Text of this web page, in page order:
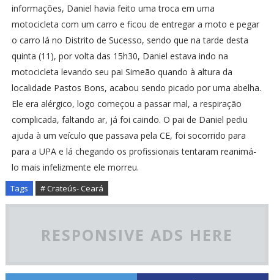
informações, Daniel havia feito uma troca em uma
motocicleta com um carro e ficou de entregar a moto e pegar
o carro lá no Distrito de Sucesso, sendo que na tarde desta
quinta (11), por volta das 15h30, Daniel estava indo na
motocicleta levando seu pai Simeão quando à altura da
localidade Pastos Bons, acabou sendo picado por uma abelha.
Ele era alérgico, logo começou a passar mal, a respiração
complicada, faltando ar, já foi caindo. O pai de Daniel pediu
ajuda à um veículo que passava pela CE, foi socorrido para
para a UPA e lá chegando os profissionais tentaram reanimá-
lo mais infelizmente ele morreu.
Tags # Crateús- Ceará
RESPONSIVE ADS HERE